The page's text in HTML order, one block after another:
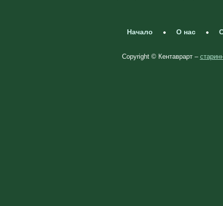
Начало О нас
Copyright © Кентаврарт –